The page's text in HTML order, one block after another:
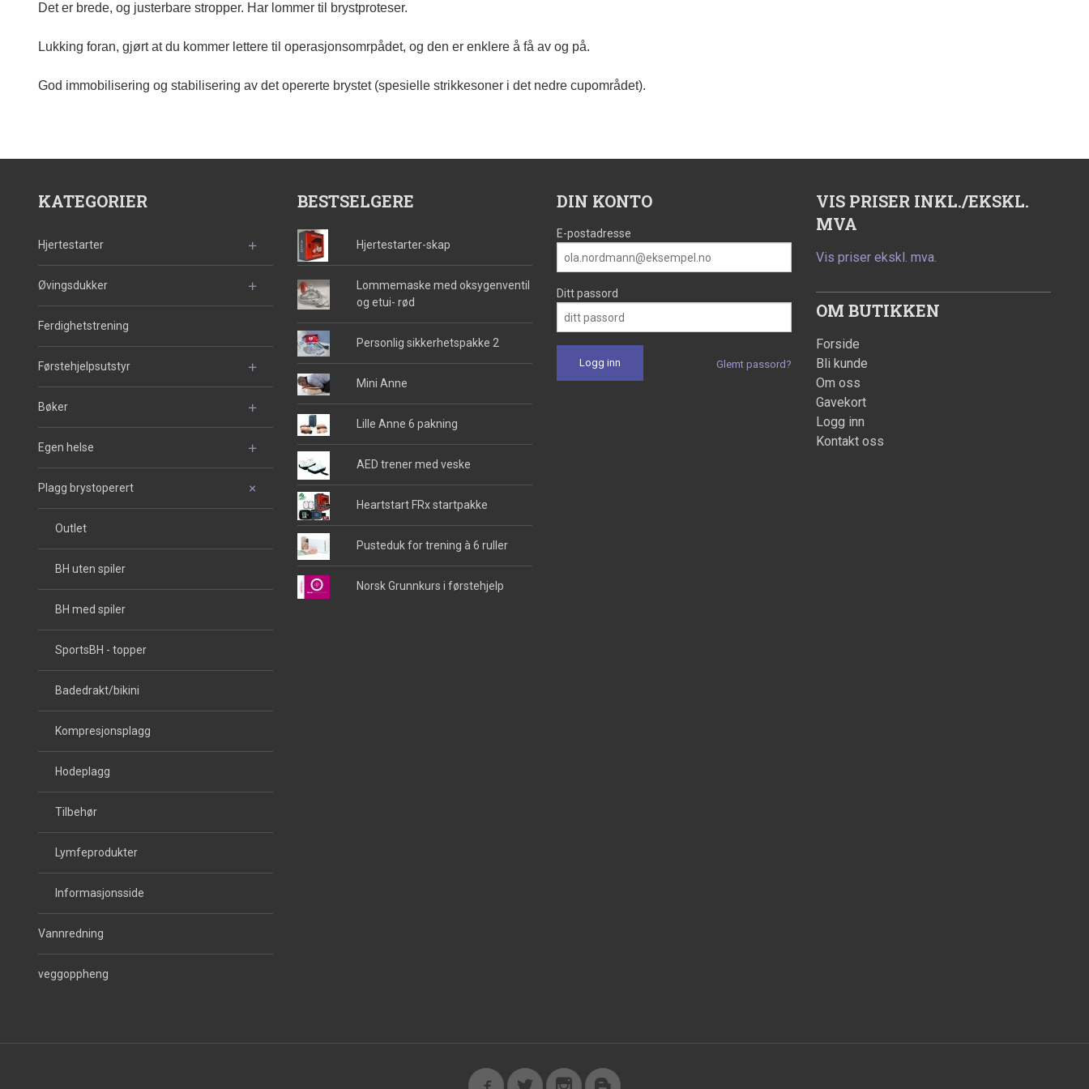
Det er brede, og justerbare stropper. Har lommer til brystproteser.
Lukking foran, gjørt at du kommer lettere til operasjonsomrpådet, og den er enklere å få av og på.
God immobilisering og stabilisering av det opererte brystet (spesielle strikkesoner i det nedre cupområdet).
KATEGORIER
Hjertestarter
Øvingsdukker
Ferdighetstrening
Førstehjelpsutstyr
Bøker
Egen helse
Plagg brystoperert
Outlet
BH uten spiler
BH med spiler
SportsBH - topper
Badedrakt/bikini
Kompresjonsplagg
Hodeplagg
Tilbehør
Lymfeprodukter
Informasjonsside
Vannredning
veggoppheng
BESTSELGERE
Hjertestarter-skap
Lommemaske med oksygenventil
og etui- rød
Personlig sikkerhetspakke 2
Mini Anne
Lille Anne 6 pakning
AED trener med veske
Heartstart FRx startpakke
Pusteduk for trening à 6 ruller
Norsk Grunnkurs i førstehjelp
DIN KONTO
E-postadresse
Ditt passord
Glemt passord?
VIS PRISER INKL./EKSKL.
MVA
Vis priser ekskl. mva.
OM BUTIKKEN
Forside
Bli kunde
Om oss
Gavekort
Logg inn
Kontakt oss